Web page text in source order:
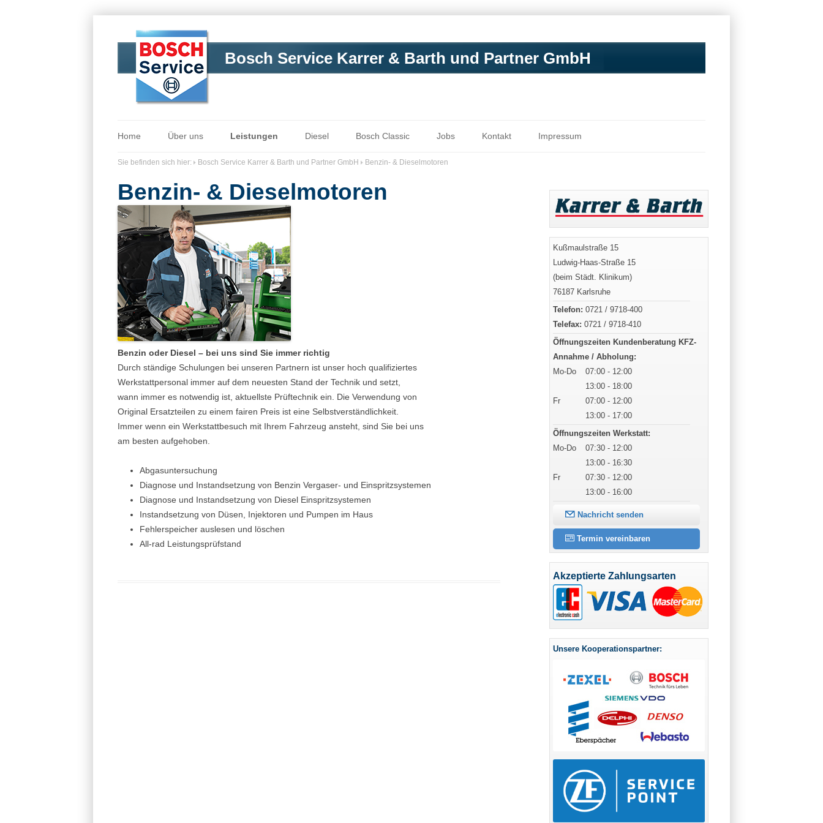
Bosch Service Karrer & Barth und Partner GmbH
Home Über uns Leistungen Diesel Bosch Classic Jobs Kontakt Impressum
Sie befinden sich hier: Bosch Service Karrer & Barth und Partner GmbH Benzin- & Dieselmotoren
Benzin- & Dieselmotoren
Benzin oder Diesel – bei uns sind Sie immer richtig
Durch ständige Schulungen bei unseren Partnern ist unser hoch qualifiziertes
Werkstattpersonal immer auf dem neuesten Stand der Technik und setzt,
wann immer es notwendig ist, aktuellste Prüftechnik ein. Die Verwendung von
Original Ersatzteilen zu einem fairen Preis ist eine Selbstverständlichkeit.
Immer wenn ein Werkstattbesuch mit Ihrem Fahrzeug ansteht, sind Sie bei uns
am besten aufgehoben.
Abgasuntersuchung
Diagnose und Instandsetzung von Benzin Vergaser- und Einspritzsystemen
Diagnose und Instandsetzung von Diesel Einspritzsystemen
Instandsetzung von Düsen, Injektoren und Pumpen im Haus
Fehlerspeicher auslesen und löschen
All-rad Leistungsprüfstand
Kußmaulstraße 15
Ludwig-Haas-Straße 15
(beim Städt. Klinikum)
76187 Karlsruhe
Telefon: 0721 / 9718-400
Telefax: 0721 / 9718-410
Öffnungszeiten Kundenberatung KFZ-
Annahme / Abholung:
Mo-Do
07:00 - 12:00
13:00 - 18:00
Fr
07:00 - 12:00
13:00 - 17:00
Öffnungszeiten Werkstatt:
Mo-Do
07:30 - 12:00
13:00 - 16:30
Fr
07:30 - 12:00
13:00 - 16:00
Nachricht senden
Termin vereinbaren
Akzeptierte Zahlungsarten
Unsere Kooperationspartner: